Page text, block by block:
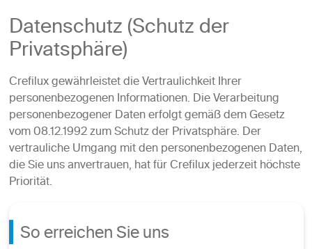
Datenschutz (Schutz der
Privatsphäre)
Crefilux gewährleistet die Vertraulichkeit Ihrer
personenbezogenen Informationen. Die Verarbeitung
personenbezogener Daten erfolgt gemäß dem Gesetz
vom 08.12.1992 zum Schutz der Privatsphäre. Der
vertrauliche Umgang mit den personenbezogenen Daten,
die Sie uns anvertrauen, hat für Crefilux jederzeit höchste
Priorität.
So erreichen Sie uns